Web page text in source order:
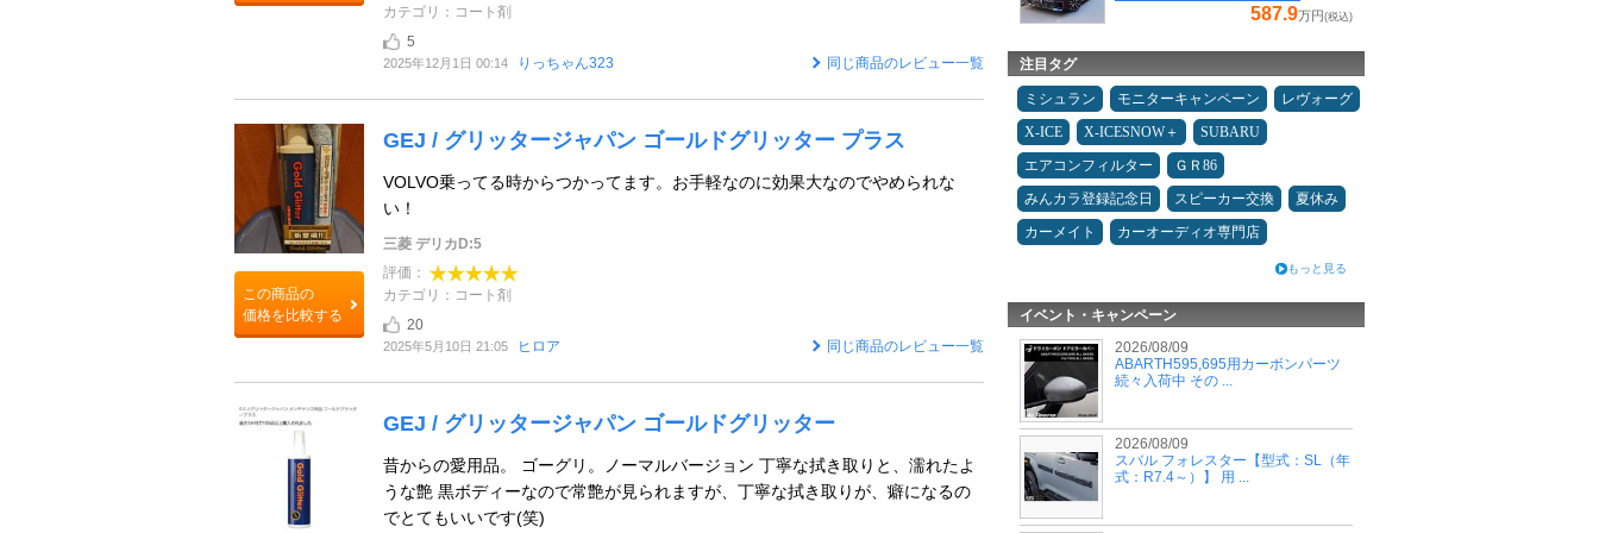
カテゴリ：コート剤
5
2025年12月1日 00:14 りっちゃん323 同じ商品のレビュー一覧
この商品の
価格を比較する
GEJ / グリッタージャパン ゴールドグリッター プラス
VOLVO乗ってる時からつかってます。お手軽なのに効果大なのでやめられな
い！
三菱 デリカD:5
評価：
カテゴリ：コート剤
20
2025年5月10日 21:05 ヒロア 同じ商品のレビュー一覧
GEJ / グリッタージャパン ゴールドグリッター
昔からの愛用品。 ゴーグリ。ノーマルバージョン 丁寧な拭き取りと、濡れたよ
うな艶 黒ボディーなので常艶が見られますが、丁寧な拭き取りが、癖になるの
でとてもいいです(笑)
587.9万円(税込)
注目タグ
ミシュラン モニターキャンペーン
レヴォーグ
X-ICE
X-ICESNOW＋
SUBARU
エアコンフィルター
ＧＲ86
みんカラ登録記念日
スピーカー交換
夏休み
カーメイト
カーオーディオ専門店
もっと見る
イベント・キャンペーン
2026/08/09
ABARTH595,695用カーボンパーツ
続々入荷中 その ...
2026/08/09
スバル フォレスター【型式：SL（年
式：R7.4～）】 用 ...